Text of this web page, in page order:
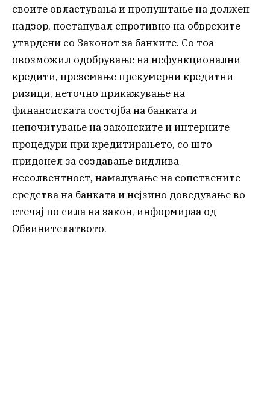
своите овластувања и пропуштање на должен
надзор, постапувал спротивно на обврските
утврдени со Законот за банките. Со тоа
овозможил одобрување на нефункционални
кредити, преземање прекумерни кредитни
ризици, неточно прикажување на
финансиската состојба на банката и
непочитување на законските и интерните
процедури при кредитирањето, со што
придонел за создавање видлива
несолвентност, намалување на сопствените
средства на банката и нејзино доведување во
стечај по сила на закон, информираа од
Обвинителатвото.